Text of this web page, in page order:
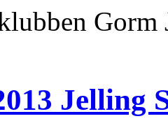
Jelling